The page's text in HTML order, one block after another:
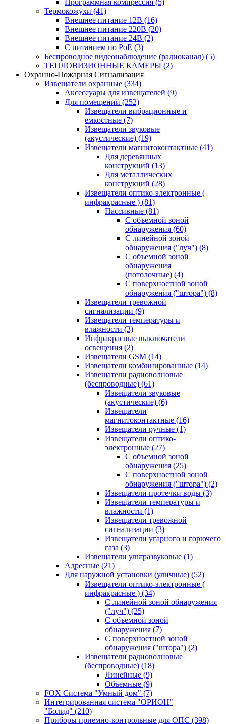
Программная компрессия (5)
Термокожухи (41)
Внешнее питание 12В (16)
Внешнее питание 220В (20)
Внешнее питание 24В (2)
С питанием по PoE (3)
Беспроводное видеонаблюдение (радиоканал) (5)
ТЕПЛОВИЗИОННЫЕ КАМЕРЫ (2)
Охранно-Пожарная Сигнализация
Извещатели охранные (334)
Аксессуары для извещателей (9)
Для помещений (252)
Извещатели вибрационные и
емкостные (7)
Извещатели звуковые
(акустические) (19)
Извещатели магнитоконтактные (41)
Для деревянных
конструкций (13)
Для металлических
конструкций (28)
Извещатели оптико-электронные (
инфракрасные ) (81)
Пассивные (81)
С объемной зоной
обнаружения (60)
С линейной зоной
обнаружения ("луч") (8)
С объемной зоной
обнаружения
(потолочные) (4)
С поверхностной зоной
обнаружения ("штора") (8)
Извещатели тревожной
сигнализации (9)
Извещатели температуры и
влажности (3)
Инфракрасные выключатели
освещения (2)
Извещатели GSM (14)
Извещатели комбинированные (14)
Извещатели радиоволновые
(беспроводные) (61)
Извещатели звуковые
(акустические) (6)
Извещатели
магнитоконтактные (16)
Извещатели ручные (1)
Извещатели оптико-
электронные (27)
С объемной зоной
обнаружения (25)
С поверхностной зоной
обнаружения ("штора") (2)
Извещатели протечки воды (3)
Извещатели температуры и
влажности (1)
Извещатели тревожной
сигнализации (3)
Извещатели угарного и горючего
газа (3)
Извещатели ультразвуковые (1)
Адресные (21)
Для наружной установки (уличные) (52)
Извещатели оптико-электронные (
инфракрасные ) (34)
С линейной зоной обнаружения
("луч") (25)
С объемной зоной
обнаружения (7)
С поверхностной зоной
обнаружения ("штора") (2)
Извещатели радиоволновые
(беспроводные) (18)
Линейные (9)
Объемные (9)
FOX Система "Умный дом" (7)
Интегрированная система "ОРИОН"
"Болид" (210)
Приборы приемно-контрольные для ОПС (398)